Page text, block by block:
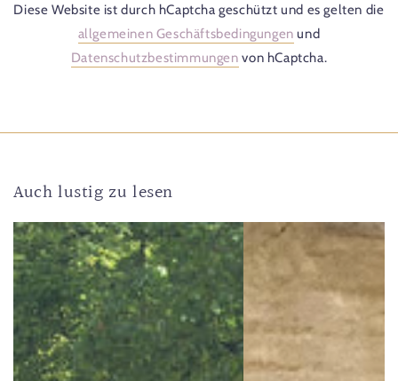
Diese Website ist durch hCaptcha geschützt und es gelten die
allgemeinen Geschäftsbedingungen und
Datenschutzbestimmungen von hCaptcha.
Auch lustig zu lesen